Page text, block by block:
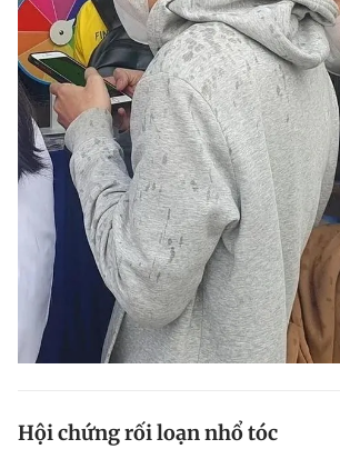
Tổng biên tập: Nguyễn Ngọc Toàn
Phó tổng biên tập thường trực: Hải Thành
Phó tổng biên tập: Lâm Hiếu Dũng
Phó tổng biên tập: Trần Việt Hưng
Tổng thư ký tòa soạn: Đức Trung
Giấy phép xuất bản số 110/GP - BTTTT cấp
© 2003-2026 Bản quyền thuộc về Báo Thanh
dưới mọi hình thức nếu không có sự chấp
Phát triển bởi ePi Technologies, JSC.
Hội chứng rối loạn nhổ tóc